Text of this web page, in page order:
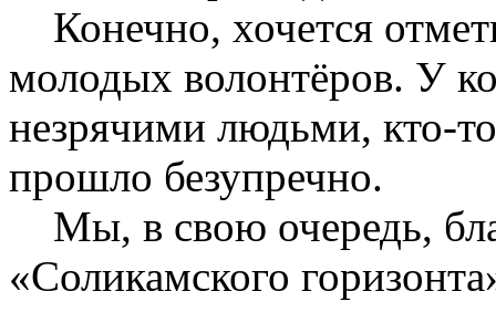
Конечно, хочется
молодых волонтёров. У
незрячими людьми, кто-
прошло безупречно.
Мы, в свою очередь,
«Соликамского